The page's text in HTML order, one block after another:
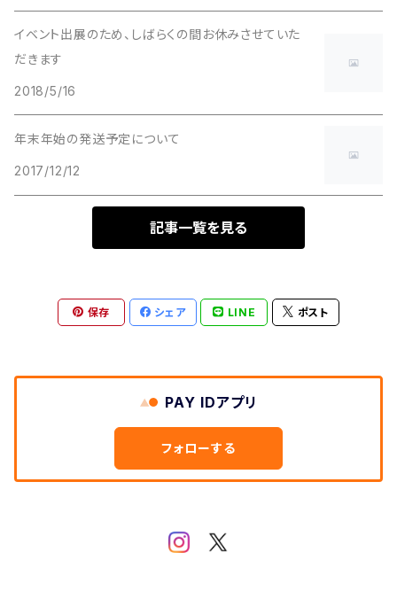
イベント出展のため、しばらくの間お休みさせていた
だきます
2018/5/16
年末年始の発送予定について
2017/12/12
記事一覧を見る
保存 シェア LINE ポスト
PAY IDアプリ
フォローする